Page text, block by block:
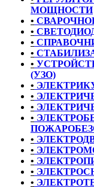
МОЩНОСТИ
•
•
•
•
•
(УЗО)
•
•
•
•
•
•
•
•
•